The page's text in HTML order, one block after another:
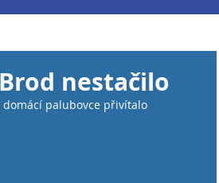
nestačilo
palubovce přivítalo